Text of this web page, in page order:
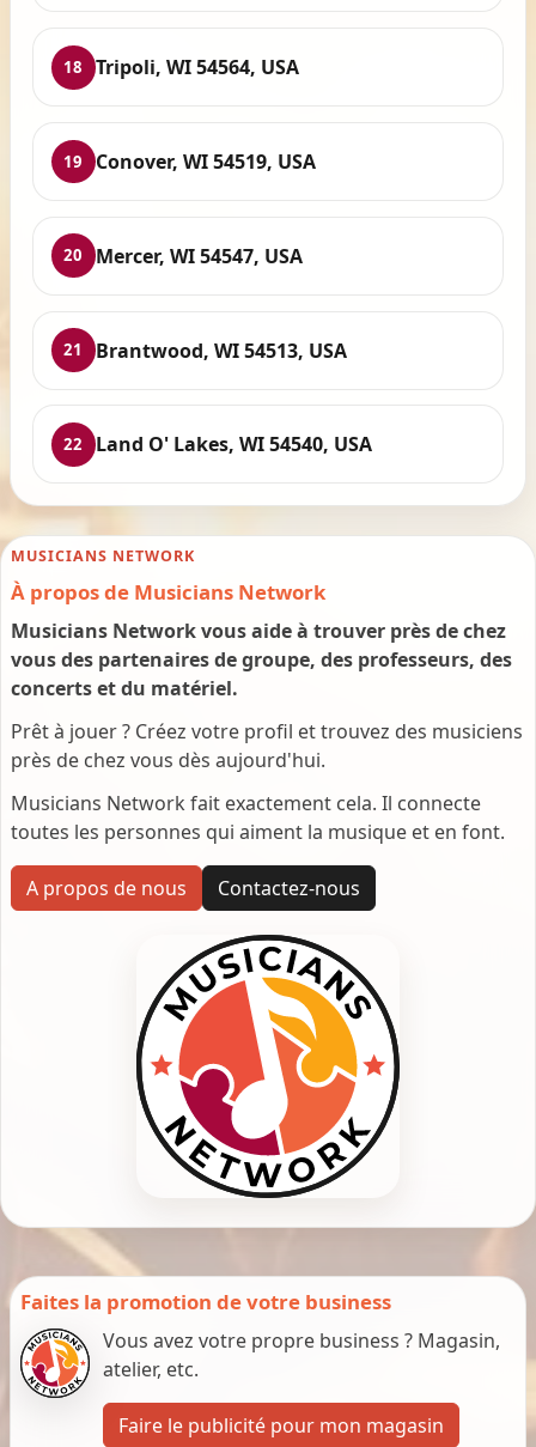
18 Tripoli, WI 54564, USA
19 Conover, WI 54519, USA
20 Mercer, WI 54547, USA
21 Brantwood, WI 54513, USA
22 Land O' Lakes, WI 54540, USA
MUSICIANS NETWORK
À propos de Musicians Network
Musicians Network vous aide à trouver près de chez
vous des partenaires de groupe, des professeurs, des
concerts et du matériel.
Prêt à jouer ? Créez votre profil et trouvez des musiciens
près de chez vous dès aujourd'hui.
Musicians Network fait exactement cela. Il connecte
toutes les personnes qui aiment la musique et en font.
A propos de nous Contactez-nous
Faites la promotion de votre business
Vous avez votre propre business ? Magasin,
atelier, etc.
Faire le publicité pour mon magasin